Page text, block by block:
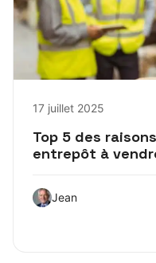
17 juillet 2025
Top 5 des
entrepôt à
Jean